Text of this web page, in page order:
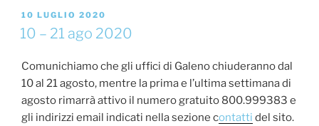
10 LUGLIO 2020
10 – 21 ago 2020
Comunichiamo che gli uffici di Galeno chiuderanno dal
10 al 21 agosto, mentre la prima e l’ultima settimana di
agosto rimarrà attivo il numero gratuito 800.999383 e
gli indirizzi email indicati nella sezione contatti del sito.